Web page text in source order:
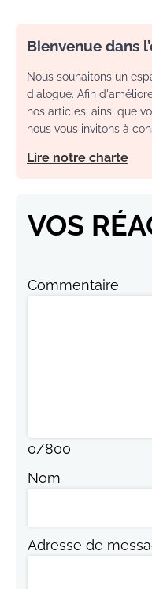
Bienvenue dans
Nous souhaitons un
dialogue. Afin
nos articles, ainsi que
nous vous invitons à
Lire notre charte
VOS
Commentaire
0/800
Nom
Adresse de